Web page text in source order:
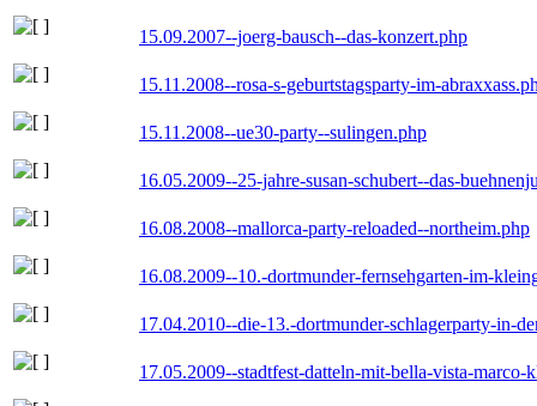
15.09.2007--joerg-bausch--das-konzert.php
15.11.2008--rosa-s-geburtstagsparty-im-
15.11.2008--ue30-party--sulingen.php
16.05.2009--25-jahre-susan-schubert--das-
16.08.2008--mallorca-party-reloaded--northeim.php
16.08.2009--10.-dortmunder-fernsehgarten-im-
17.04.2010--die-13.-dortmunder-schlagerparty-in-
17.05.2009--stadtfest-datteln-mit-bella-vista-marco-